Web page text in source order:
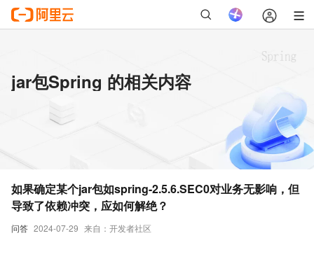
jar包Spring 的相关内容
问答 2024-07-29 来自：开发者社区
如果确定某个jar包如spring-2.5.6.SEC0对业务无影响，但
导致了依赖冲突，应如何解绝？